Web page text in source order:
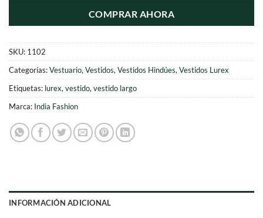
COMPRAR AHORA
SKU: 1102
Categorías:Vestuario,Vestidos,Vestidos Hindúes,Vestidos Lurex
Etiquetas: lurex,vestido,vestido largo
Marca: India Fashion
INFORMACIÓN ADICIONAL